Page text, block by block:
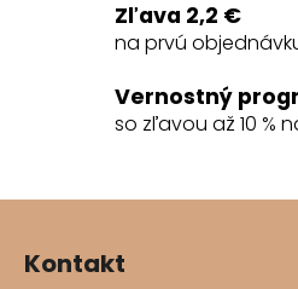
p
r
v
k
y
ý
Zľava 2,2 €
na prvú
Vernostný
so zľavou až 10 %
Z
Kontakt